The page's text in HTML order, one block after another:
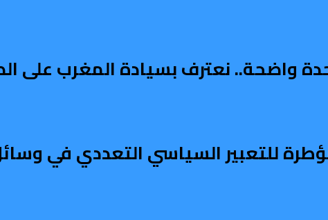
واضحة.. نعترف بسيادة المغرب على
للتعبير السياسي التعددي في